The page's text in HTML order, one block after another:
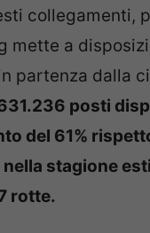
collegamenti,
mette a
partenza dalla
posti
del 61%
stagione
rotte.